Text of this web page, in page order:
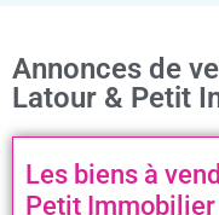
Annonces de
Latour & Petit
Les biens à
Petit